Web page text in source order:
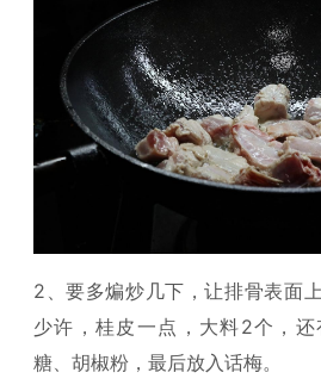
2、要多煸炒几下，让排骨表面
少许，桂皮一点，大料2个，
糖、胡椒粉，最后放入话梅。